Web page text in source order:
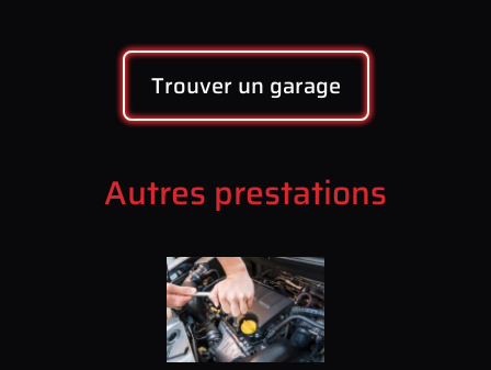
Trouver un garage
Autres prestations